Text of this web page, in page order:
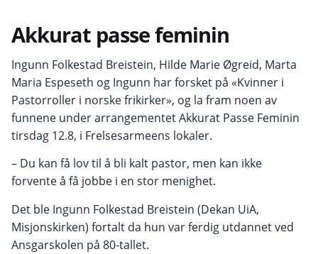
Akkurat passe feminin
Ingunn Folkestad Breistein, Hilde Marie Øgreid, Marta
Maria Espeseth og Ingunn har forsket på «Kvinner i
Pastorroller i norske frikirker», og la fram noen av
funnene under arrangementet Akkurat Passe Feminin
tirsdag 12.8, i Frelsesarmeens lokaler.
– Du kan få lov til å bli kalt pastor, men kan ikke
forvente å få jobbe i en stor menighet.
Det ble Ingunn Folkestad Breistein (Dekan UiA,
Misjonskirken) fortalt da hun var ferdig utdannet ved
Ansgarskolen på 80-tallet.